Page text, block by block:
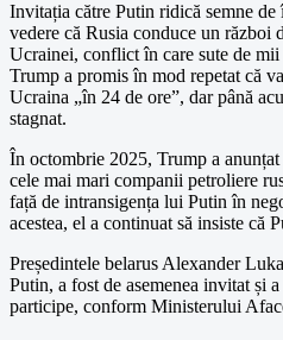
Invitația către Putin ridică semne
vedere că Rusia conduce un război
Ucrainei, conflict în care sute de
Trump a promis în mod repetat că
Ucraina „în 24 de ore”, dar până
stagnat.
În octombrie 2025, Trump a
cele mai mari companii petroliere
față de intransigența lui Putin în
acestea, el a continuat să insiste că
Președintele belarus Alexander
Putin, a fost de asemenea invitat și
participe, conform Ministerului